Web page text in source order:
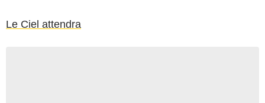
Le Ciel attendra